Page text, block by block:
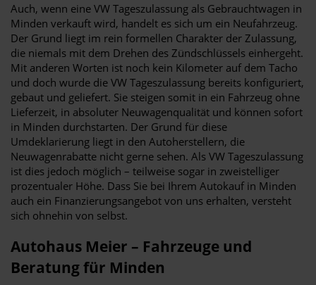
Auch, wenn eine VW Tageszulassung als Gebrauchtwagen in
Minden verkauft wird, handelt es sich um ein Neufahrzeug.
Der Grund liegt im rein formellen Charakter der Zulassung,
die niemals mit dem Drehen des Zündschlüssels einhergeht.
Mit anderen Worten ist noch kein Kilometer auf dem Tacho
und doch wurde die VW Tageszulassung bereits konfiguriert,
gebaut und geliefert. Sie steigen somit in ein Fahrzeug ohne
Lieferzeit, in absoluter Neuwagenqualität und können sofort
in Minden durchstarten. Der Grund für diese
Umdeklarierung liegt in den Autoherstellern, die
Neuwagenrabatte nicht gerne sehen. Als VW Tageszulassung
ist dies jedoch möglich – teilweise sogar in zweistelliger
prozentualer Höhe. Dass Sie bei Ihrem Autokauf in Minden
auch ein Finanzierungsangebot von uns erhalten, versteht
sich ohnehin von selbst.
Autohaus Meier – Fahrzeuge und
Beratung für Minden